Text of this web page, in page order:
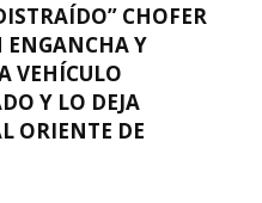
CHOFER
ENGANCHA Y
VEHÍCULO
Y LO DEJA
ORIENTE DE